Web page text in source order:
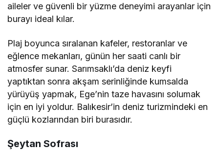
aileler ve güvenli bir yüzme deneyimi arayanlar için
burayı ideal kılar.
Plaj boyunca sıralanan kafeler, restoranlar ve
eğlence mekanları, günün her saati canlı bir
atmosfer sunar. Sarımsaklı’da deniz keyfi
yaptıktan sonra akşam serinliğinde kumsalda
yürüyüş yapmak, Ege’nin taze havasını solumak
için en iyi yoldur. Balıkesir’in deniz turizmindeki en
güçlü kozlarından biri burasıdır.
Şeytan Sofrası